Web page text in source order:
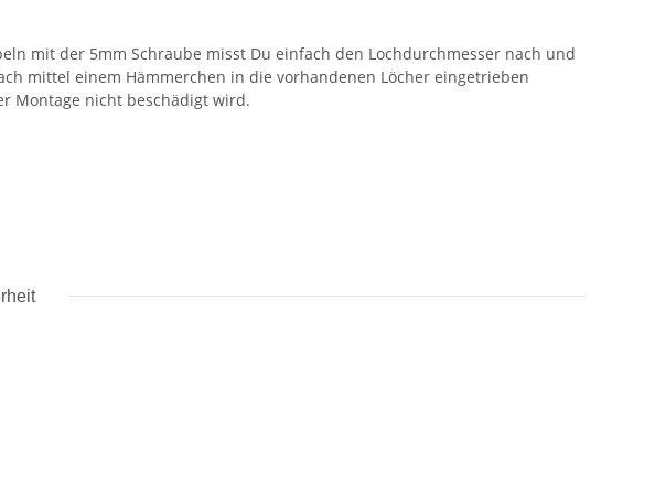
mit der 5mm Schraube misst Du einfach den Lochdurchmesser nach und
mittel einem Hämmerchen in die vorhandenen Löcher eingetrieben
Montage nicht beschädigt wird.